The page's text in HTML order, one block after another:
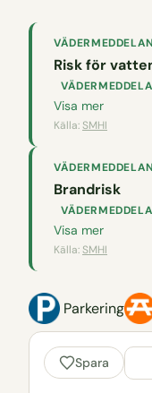
Risk för
Visa mer
Källa: SMHI
Brandrisk
Visa mer
Källa: SMHI
Parkering
Spara